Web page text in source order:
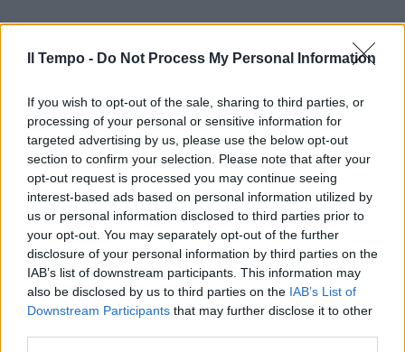
Il Tempo - Do Not Process My Personal Information
If you wish to opt-out of the sale, sharing to third parties, or
processing of your personal or sensitive information for
targeted advertising by us, please use the below opt-out
section to confirm your selection. Please note that after your
opt-out request is processed you may continue seeing
interest-based ads based on personal information utilized by
us or personal information disclosed to third parties prior to
your opt-out. You may separately opt-out of the further
disclosure of your personal information by third parties on the
IAB’s list of downstream participants. This information may
also be disclosed by us to third parties on the IAB’s List of
Downstream Participants that may further disclose it to other